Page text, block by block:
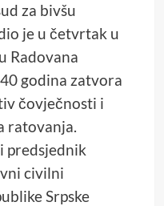
za bivšu
je u četvrtak u
Radovana
godina zatvora
čovječnosti i
ratovanja.
predsjednik
civilni
Srpske